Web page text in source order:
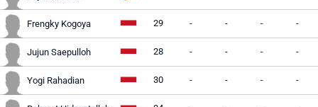
Frengky Kogoya 29 - - - -
Jujun Saepulloh 28 - - - -
Yogi Rahadian 30 - - - -